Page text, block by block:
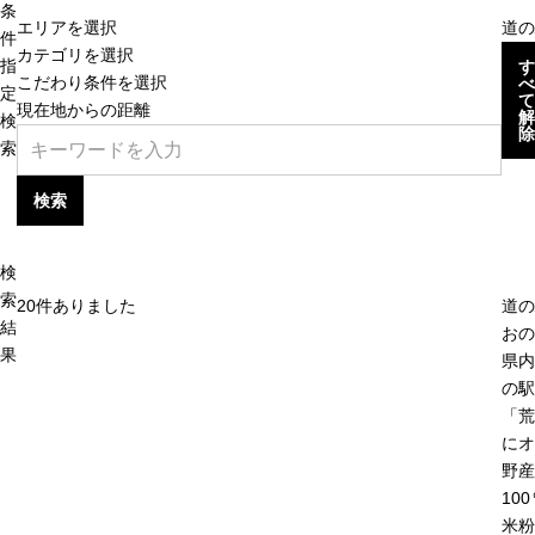
条
件
指
定
検
索
エリアを選択
カテゴリを選択
こだわり条件を選択
現在地からの距離
検索
道
す
べ
て
解
除
検
索
結
果
20件ありました
道
お
県
の
「
に
野
100
米